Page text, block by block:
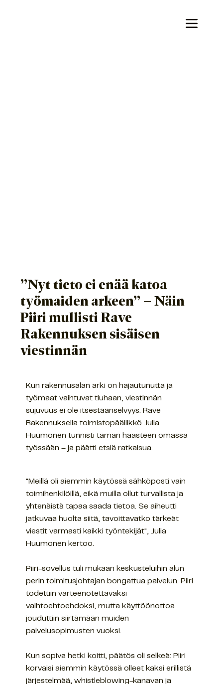
”Nyt tieto ei enää katoa
työmaiden arkeen” – Näin
Piiri mullisti Rave
Rakennuksen sisäisen
viestinnän
Kun rakennusalan arki on hajautunutta ja
työmaat vaihtuvat tiuhaan, viestinnän
sujuvuus ei ole itsestäänselvyys. Rave
Rakennuksella toimistopäällikkö Julia
Huumonen tunnisti tämän haasteen omassa
työssään – ja päätti etsiä ratkaisua.
"Meillä oli aiemmin käytössä sähköposti vain
toimihenkilöillä, eikä muilla ollut turvallista ja
yhtenäistä tapaa saada tietoa. Se aiheutti
jatkuvaa huolta siitä, tavoittavatko tärkeät
viestit varmasti kaikki työntekijät", Julia
Huumonen kertoo.
Piiri-sovellus tuli mukaan keskusteluihin alun
perin toimitusjohtajan bongattua palvelun. Piiri
todettiin varteenotettavaksi
vaihtoehtoehdoksi, mutta käyttöönottoa
jouduttiin siirtämään muiden
palvelusopimusten vuoksi.
Kun sopiva hetki koitti, päätös oli selkeä: Piiri
korvaisi aiemmin käytössä olleet kaksi erillistä
järjestelmää, whistleblowing-kanavan ja